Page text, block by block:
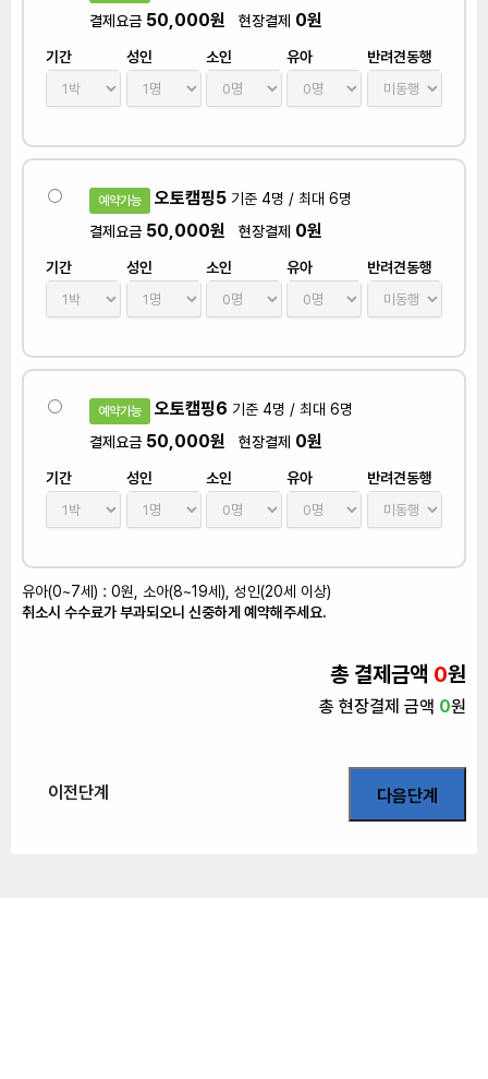
결제요금 50,000원 현장결제 0원
기간 성인 소인 유아 반려견동행
예약가능 오토캠핑5 기준 4명 / 최대 6명
결제요금 50,000원 현장결제 0원
기간 성인 소인 유아 반려견동행
예약가능 오토캠핑6 기준 4명 / 최대 6명
결제요금 50,000원 현장결제 0원
기간 성인 소인 유아 반려견동행
유아(0~7세) : 0원, 소아(8~19세), 성인(20세 이상)
취소시 수수료가 부과되오니 신중하게 예약해주세요.
총 결제금액 0원
총 현장결제 금액 0원
이전단계 다음단계